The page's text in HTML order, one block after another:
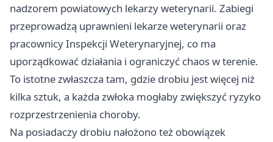
nadzorem powiatowych lekarzy weterynarii. Zabiegi
przeprowadzą uprawnieni lekarze weterynarii oraz
pracownicy Inspekcji Weterynaryjnej, co ma
uporządkować działania i ograniczyć chaos w terenie.
To istotne zwłaszcza tam, gdzie drobiu jest więcej niż
kilka sztuk, a każda zwłoka mogłaby zwiększyć ryzyko
rozprzestrzenienia choroby.
Na posiadaczy drobiu nałożono też obowiązek